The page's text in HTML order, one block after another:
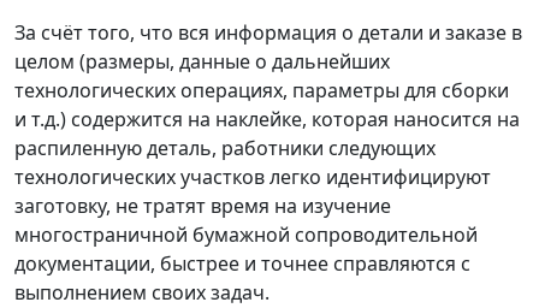
За счёт того, что вся информация о детали и заказе в
целом (размеры, данные о дальнейших
технологических операциях, параметры для сборки
и т.д.) содержится на наклейке, которая наносится на
распиленную деталь, работники следующих
технологических участков легко идентифицируют
заготовку, не тратят время на изучение
многостраничной бумажной сопроводительной
документации, быстрее и точнее справляются с
выполнением своих задач.